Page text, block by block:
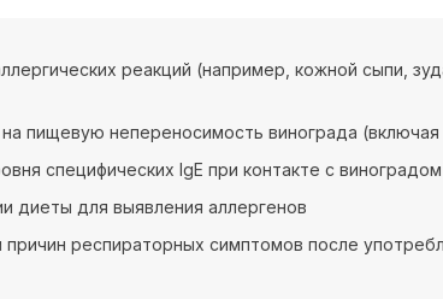
реакций (например, кожной сыпи,
пищевую непереносимость винограда
специфических IgE при контакте с виноградом
диеты для выявления аллергенов
причин респираторных симптомов после